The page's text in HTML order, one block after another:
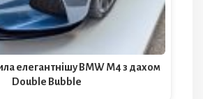
елегантнішу BMW M4 з дахом
Double Bubble